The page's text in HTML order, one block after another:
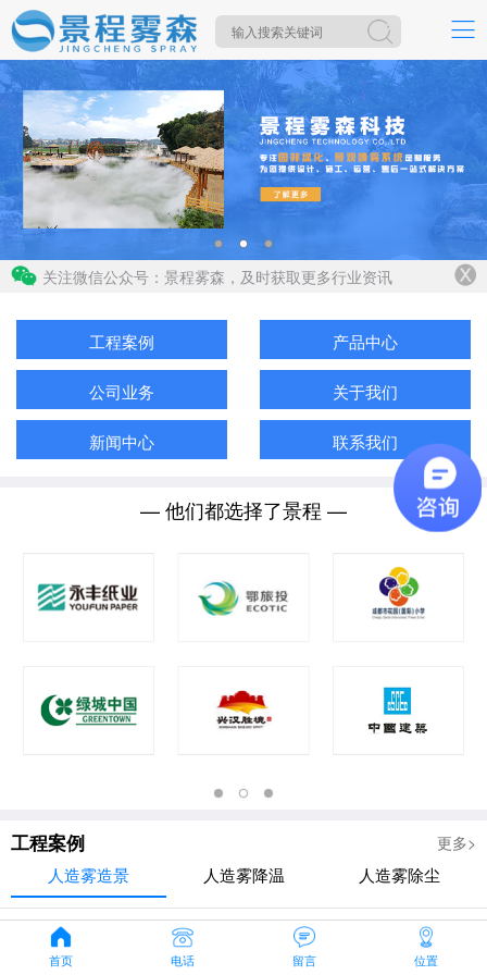
关注微信公众号：景程雾森，及时获取更多行业资讯
工程案例 产品中心
公司业务 关于我们
新闻中心 联系我们
— 他们都选择了景程 —
工程案例 更多>
人造雾造景 人造雾降温 人造雾除尘
首页 电话 留言 位置